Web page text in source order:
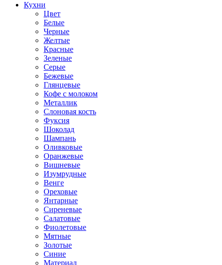
Кухни
Цвет
Белые
Черные
Желтые
Красные
Зеленые
Серые
Бежевые
Глянцевые
Кофе с молоком
Металлик
Слоновая кость
Фуксия
Шоколад
Шампань
Оливковые
Оранжевые
Вишневые
Изумрудные
Венге
Ореховые
Янтарные
Сиреневые
Салатовые
Фиолетовые
Мятные
Золотые
Синие
Материал